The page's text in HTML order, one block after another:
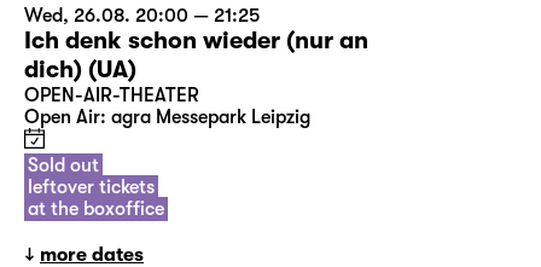
Wed, 26.08. 20:00 — 21:25
Ich denk schon wieder (nur an
dich) (UA)
OPEN-AIR-THEATER
Open Air: agra Messepark Leipzig
Sold out
leftover tickets
at the boxoffice
more dates